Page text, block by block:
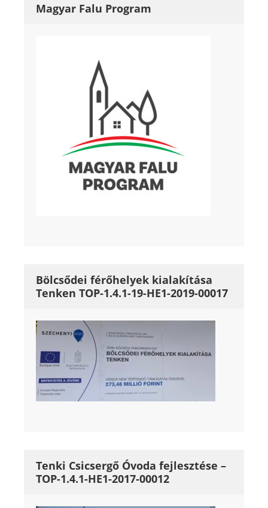
Magyar Falu Program
Bölcsődei férőhelyek kialakítása
Tenken TOP-1.4.1-19-HE1-2019-00017
Tenki Csicsergő Óvoda fejlesztése –
TOP-1.4.1-HE1-2017-00012